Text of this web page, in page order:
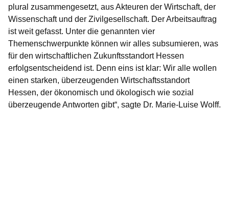
plural zusammengesetzt, aus Akteuren der Wirtschaft, der
Wissenschaft und der Zivilgesellschaft. Der Arbeitsauftrag
ist weit gefasst. Unter die genannten vier
Themenschwerpunkte können wir alles subsumieren, was
für den wirtschaftlichen Zukunftsstandort Hessen
erfolgsentscheidend ist. Denn eins ist klar: Wir alle wollen
einen starken, überzeugenden Wirtschaftsstandort
Hessen, der ökonomisch und ökologisch wie sozial
überzeugende Antworten gibt“, sagte Dr. Marie-Luise Wolff.